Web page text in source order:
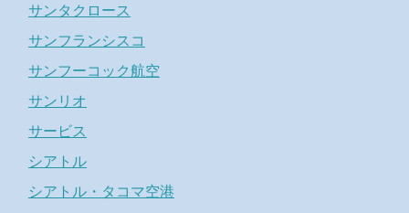
サンタクロース
サンフランシスコ
サンフーコック航空
サンリオ
サービス
シアトル
シアトル・タコマ空港